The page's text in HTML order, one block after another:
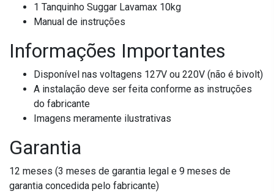
1 Tanquinho Suggar Lavamax 10kg
Manual de instruções
Informações Importantes
Disponível nas voltagens 127V ou 220V (não é bivolt)
A instalação deve ser feita conforme as instruções
do fabricante
Imagens meramente ilustrativas
Garantia
12 meses (3 meses de garantia legal e 9 meses de
garantia concedida pelo fabricante)